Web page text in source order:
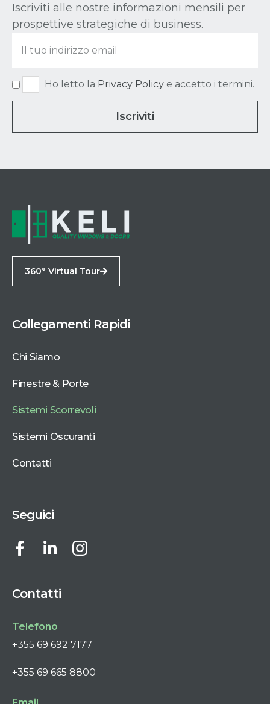
Iscriviti alle nostre informazioni mensili per
prospettive strategiche di business.
Ho letto la Privacy Policye accetto i termini.
Iscriviti
360° Virtual Tour
Collegamenti Rapidi
Chi Siamo
Finestre & Porte
Sistemi Scorrevoli
Sistemi Oscuranti
Contatti
Seguici
Contatti
Telefono
+355 69 692 7177
+355 69 665 8800